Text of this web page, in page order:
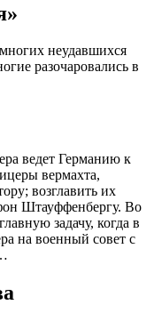
неудавшихся
разочаровались в
ведет Германию к
вермахта,
возглавить их
Штауффенбергу. Во
задачу, когда в
на военный совет с